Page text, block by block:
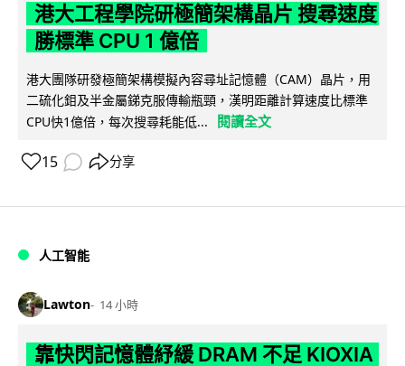
港大工程學院研極簡架構晶片 搜尋速度
勝標準 CPU 1 億倍
港大團隊研發極簡架構模擬內容尋址記憶體（CAM）晶片，用
二硫化鉬及半金屬銻克服傳輸瓶頸，漢明距離計算速度比標準
CPU快1億倍，每次搜尋耗能低...
閱讀全文
15 分享
人工智能
Lawton 14 小時
靠快閃記憶體紓緩 DRAM 不足 KIOXIA